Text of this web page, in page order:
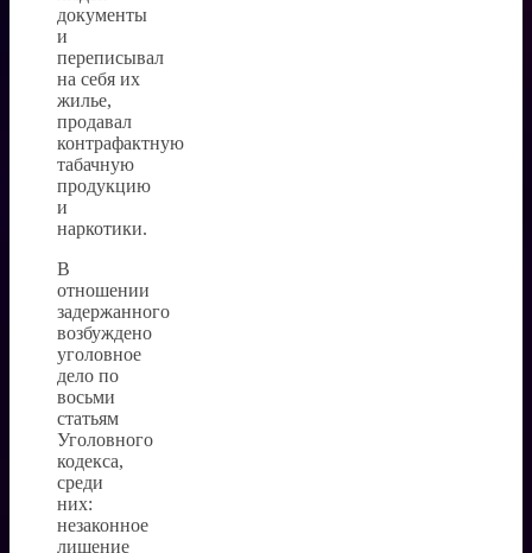
документы
и
переписывал
на себя их
жилье,
продавал
контрафактную
табачную
продукцию
и
наркотики.
В
отношении
задержанного
возбуждено
уголовное
дело по
восьми
статьям
Уголовного
кодекса,
среди
них:
незаконное
лишение